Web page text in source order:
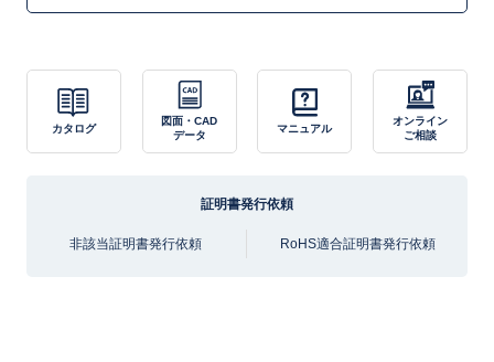
カタログ
図面・CAD
データ
マニュアル
オンライン
ご相談
証明書発行依頼
非該当証明書発行依頼 RoHS適合証明書発行依頼